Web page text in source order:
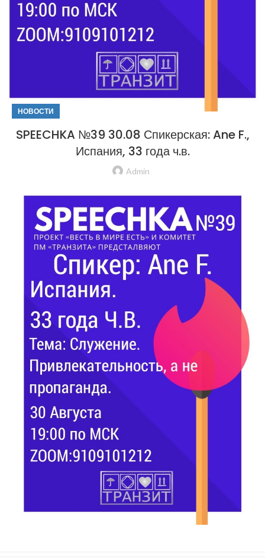
НОВОСТИ
SPEECHKA №39 30.08 Спикерская: Ane F.,
Испания, 33 года ч.в.
Admin